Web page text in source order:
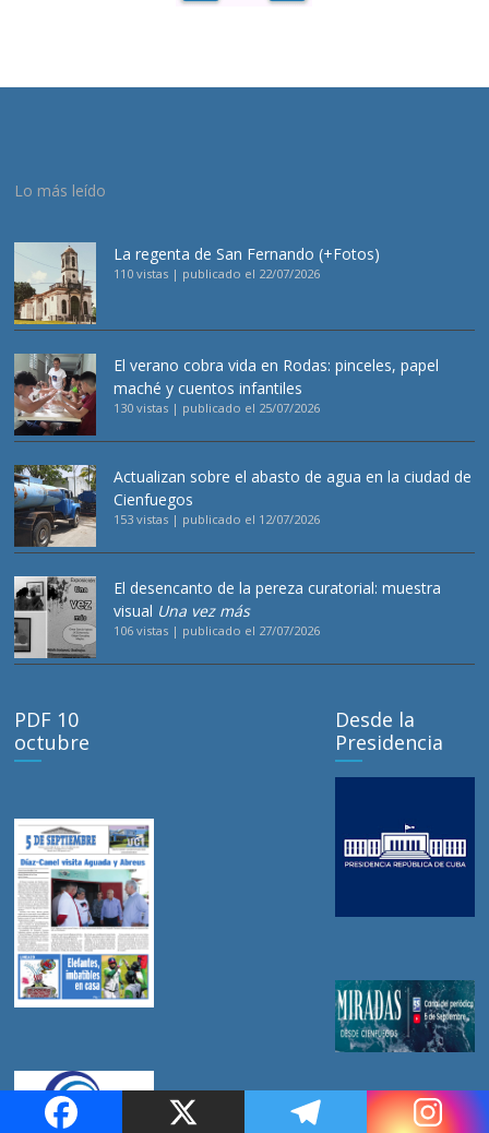
Lo más leído
La regenta de San Fernando (+Fotos)
110 vistas | publicado el 22/07/2026
El verano cobra vida en Rodas: pinceles, papel
maché y cuentos infantiles
130 vistas | publicado el 25/07/2026
Actualizan sobre el abasto de agua en la ciudad de
Cienfuegos
153 vistas | publicado el 12/07/2026
El desencanto de la pereza curatorial: muestra
visual Una vez más
106 vistas | publicado el 27/07/2026
PDF 10
octubre
Desde la
Presidencia